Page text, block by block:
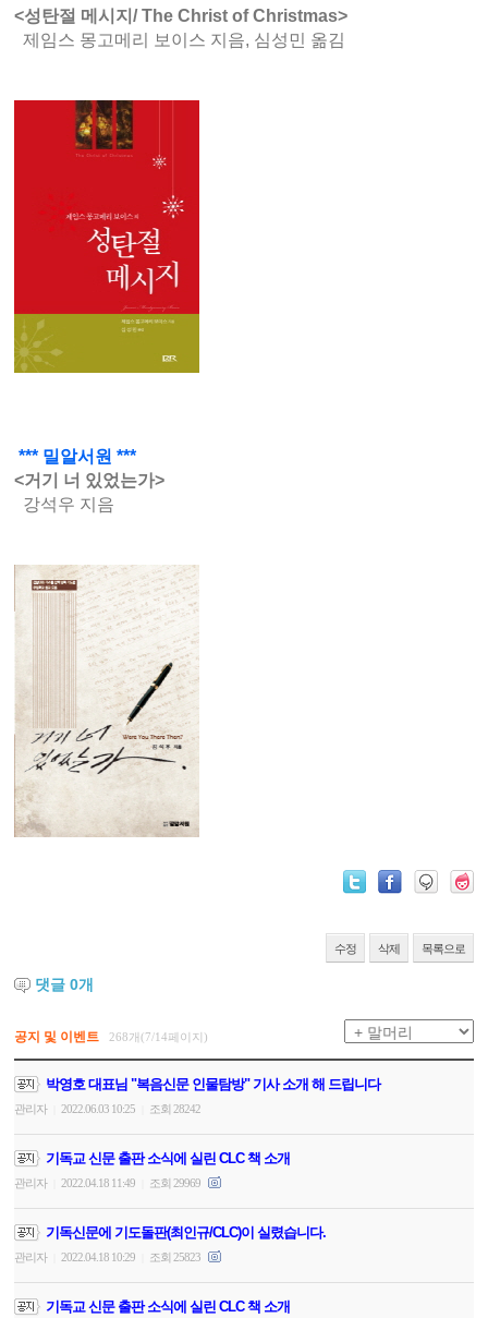
<성탄절 메시지/ The Christ of Christmas>
제임스 몽고메리 보이스 지음, 심성민 옮김
*** 밀알서원 ***
<거기 너 있었는가>
강석우 지음
수정 삭제 목록으로
댓글0개
공지 및 이벤트 268개(7/14페이지)
박영호 대표님 "복음신문 인물탐방" 기사 소개 해 드립니다
관리자 2022.06.03 10:25 조회 28242
기독교 신문 출판 소식에 실린 CLC 책 소개
관리자 2022.04.18 11:49 조회 29969
기독신문에 기도돌판(최인규/CLC)이 실렸습니다.
관리자 2022.04.18 10:29 조회 25823
기독교 신문 출판 소식에 실린 CLC 책 소개